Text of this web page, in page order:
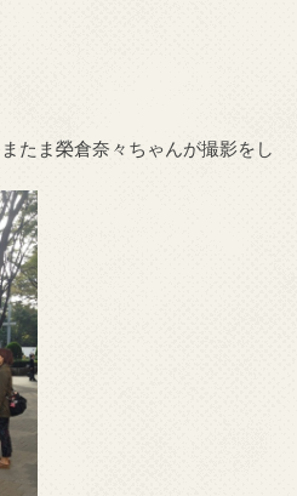
たま榮倉奈々ちゃんが撮影をし